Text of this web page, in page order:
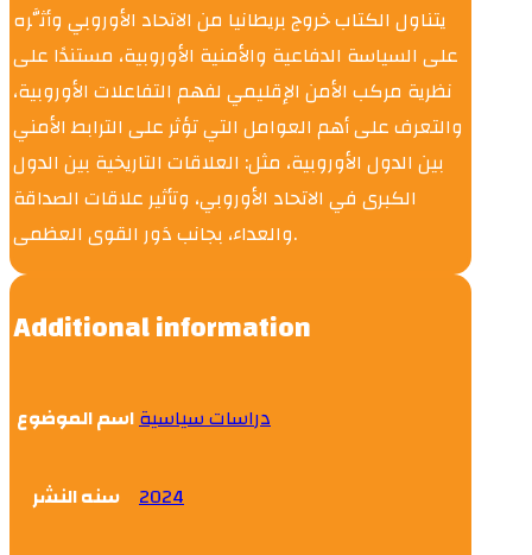
يتناول الكتاب خروج بريطانيا من الاتحاد الأوروبي وأثَّره
على السياسة الدفاعية والأمنية الأوروبية، مستندًا على
نظرية مركب الأمن الإقليمي لفهم التفاعلات الأوروبية،
والتعرف على أهم العوامل التي تؤثر على الترابط الأمني
بين الدول الأوروبية، مثل: العلاقات التاريخية بين الدول
الكبرى في الاتحاد الأوروبي، وتأثير علاقات الصداقة
والعداء، بجانب دَور القوى العظمى.
Additional information
اسم الموضوعدراسات سياسية
سنه النشر 2024